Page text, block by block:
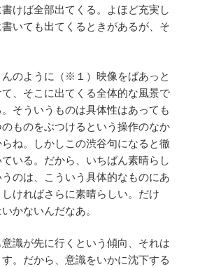
けば全部出てくる。よほど充実し
いても出てくるときがあるが、そ
のように（※１）映像をばあっと
、そこに出てくる全体的な風景で
そういうものは具体性はあっても
ものをぶつけるという操作のなか
ね。しかしこの渋谷句になると徹
いる。だから、いちばん素晴らし
のは、こういう具体的なものにあ
ければさらに素晴らしい。だけ
かないんだなあ。
意識が先に行くという傾向、それは
。だから、意識をいかに沈下する